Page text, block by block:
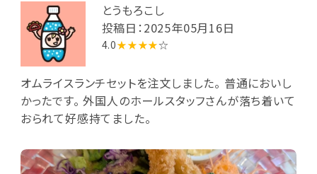
とうもろこし
投稿日：2025年05月16日
4.0★★★★☆
オムライスランチセットを注文しました。 普通においし
かったです。 外国人のホールスタッフさんが落ち着いて
おられて好感持てました。